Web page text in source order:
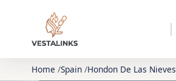
Home Spain Hondon De Las Nieves